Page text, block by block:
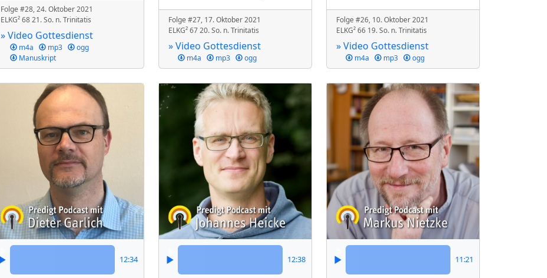
Folge #28, 24. Oktober 2021
ELKG² 68 21. So. n. Trinitatis
» Video Gottesdienst
m4a mp3
ogg
Manuskript
Folge #27, 17. Oktober 2021
ELKG² 67 20. So. n. Trinitatis
» Video Gottesdienst
m4a mp3 ogg
Folge #26, 10. Oktober 2021
ELKG² 66 19. So. n. Trinitatis
» Video Gottesdienst
m4a mp3 ogg
12:34 12:38 11:21